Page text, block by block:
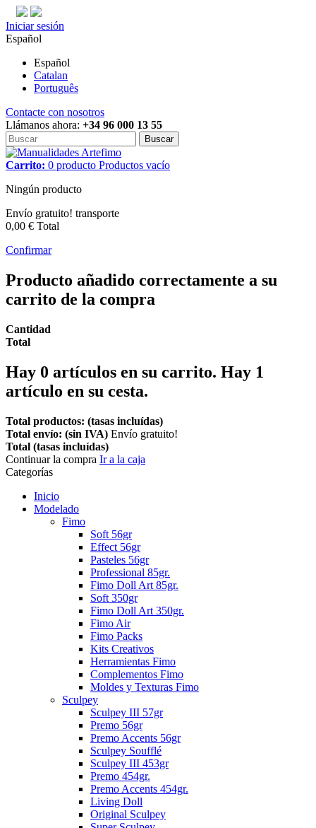
Iniciar sesión
Español
Español
Catalan
Português
Contacte con nosotros
Llámanos ahora: +34 96 000 13 55
Buscar
Carrito: 0 producto Productos vacío
Ningún producto
Envío gratuito! transporte
0,00 € Total
Confirmar
Producto añadido correctamente a su
carrito de la compra
Cantidad
Total
Hay 0 artículos en su carrito. Hay 1
artículo en su cesta.
Total productos: (tasas incluídas)
Total envío: (sin IVA) Envío gratuito!
Total (tasas incluídas)
Continuar la compra Ir a la caja
Categorías
Inicio
Modelado
Fimo
Soft 56gr
Effect 56gr
Pasteles 56gr
Professional 85gr.
Fimo Doll Art 85gr.
Soft 350gr
Fimo Doll Art 350gr.
Fimo Air
Fimo Packs
Kits Creativos
Herramientas Fimo
Complementos Fimo
Moldes y Texturas Fimo
Sculpey
Sculpey III 57gr
Premo 56gr
Premo Accents 56gr
Sculpey Soufflé
Sculpey III 453gr
Premo 454gr.
Premo Accents 454gr.
Living Doll
Original Sculpey